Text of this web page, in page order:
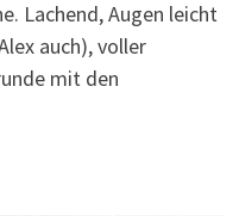
Lachend, Augen leicht
auch), voller
mit den